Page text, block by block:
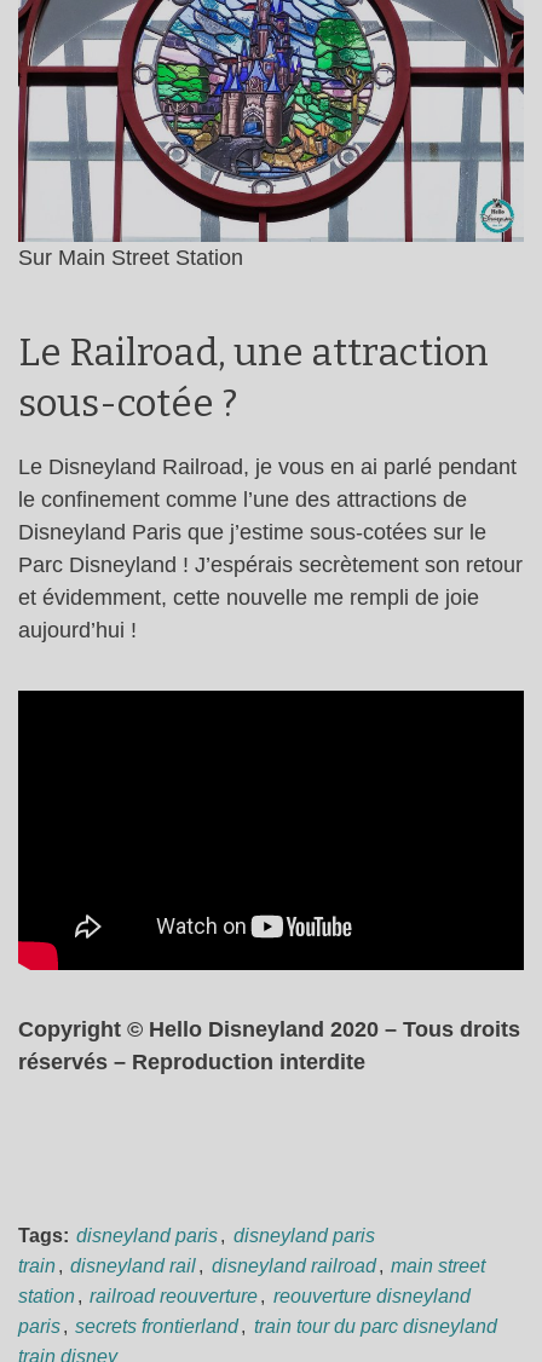
Sur Main Street Station
Le Railroad, une attraction
sous-cotée ?
Le Disneyland Railroad, je vous en ai parlé pendant
le confinement comme l’une des attractions de
Disneyland Paris que j’estime sous-cotées sur le
Parc Disneyland ! J’espérais secrètement son retour
et évidemment, cette nouvelle me rempli de joie
aujourd’hui !
Copyright © Hello Disneyland 2020 – Tous droits
réservés – Reproduction interdite
Tags: disneyland paris, disneyland paris
train, disneyland rail, disneyland railroad, main street
station, railroad reouverture, reouverture disneyland
paris, secrets frontierland, train tour du parc disneyland
train disney